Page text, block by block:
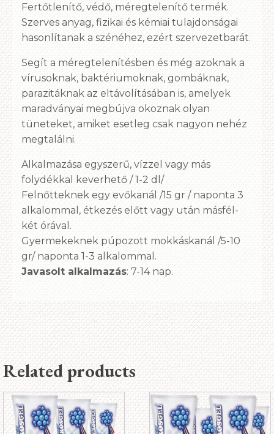
Fertőtlenítő, védő, méregtelenítő termék.
Szerves anyag, fizikai és kémiai tulajdonságai
hasonlítanak a szénéhez, ezért szervezetbarát.
Segít a méregtelenítésben és még azoknak a
vírusoknak, baktériumoknak, gombáknak,
parazitáknak az eltávolításában is, amelyek
maradványai megbújva okoznak olyan
tüneteket, amiket esetleg csak nagyon nehéz
megtalálni.
Alkalmazása egyszerű, vízzel vagy más
folydékkal keverhető / 1-2 dl/
Felnőtteknek egy evőkanál /15 gr / naponta 3
alkalommal, étkezés előtt vagy után másfél-
két órával.
Gyermekeknek púpozott mokkáskanál /5-10
gr/ naponta 1-3 alkalommal.
Javasolt alkalmazás: 7-14 nap.
Related products